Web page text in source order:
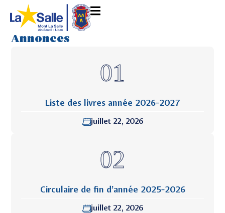
Annonces
Liste des livres année 2026-2027
juillet 22, 2026
Circulaire de fin d’année 2025-2026
juillet 22, 2026